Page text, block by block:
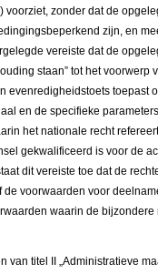
voorziet, zonder dat de
zijn, en
vereiste dat de
staan” tot het voorwerp
evenredigheidstoets toepast
en de specifieke
het nationale recht
gekwalificeerd is voor de
dit vereiste toe dat de
de voorwaarden voor
waarin de bijzondere
van titel II „Administratieve